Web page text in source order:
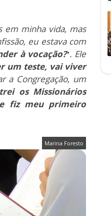
em minha vida, mas
eu estava com
à vocação?’. Ele
um teste, vai viver
a Congregação, um
os Missionários
fiz meu primeiro
Marina Foresto